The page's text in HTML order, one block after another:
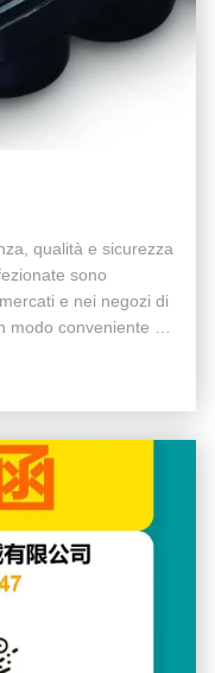
qualità e sicurezza
sono
e nei negozi di
conveniente e